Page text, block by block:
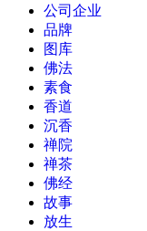
公司企业
品牌
图库
佛法
素食
香道
沉香
禅院
禅茶
佛经
故事
放生